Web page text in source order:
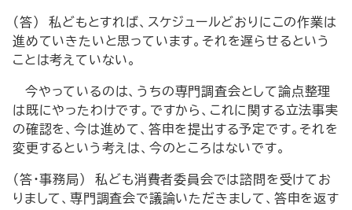
（答） 私どもとすれば、スケジュールどおりにこの作業は
進めていきたいと思っています。それを遅らせるという
ことは考えていない。
今やっているのは、うちの専門調査会として論点整理
は既にやったわけです。ですから、これに関する立法事実
の確認を、今は進めて、答申を提出する予定です。それを
変更するという考えは、今のところはないです。
（答・事務局） 私ども消費者委員会では諮問を受けてお
りまして、専門調査会で議論いただきまして、答申を返す